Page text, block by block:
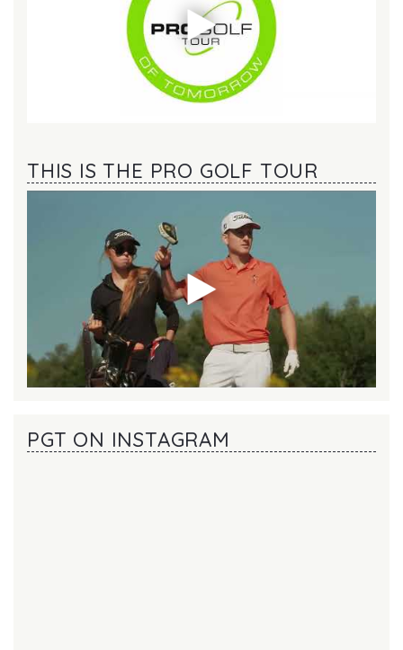
THIS IS THE PRO GOLF TOUR
PGT ON INSTAGRAM